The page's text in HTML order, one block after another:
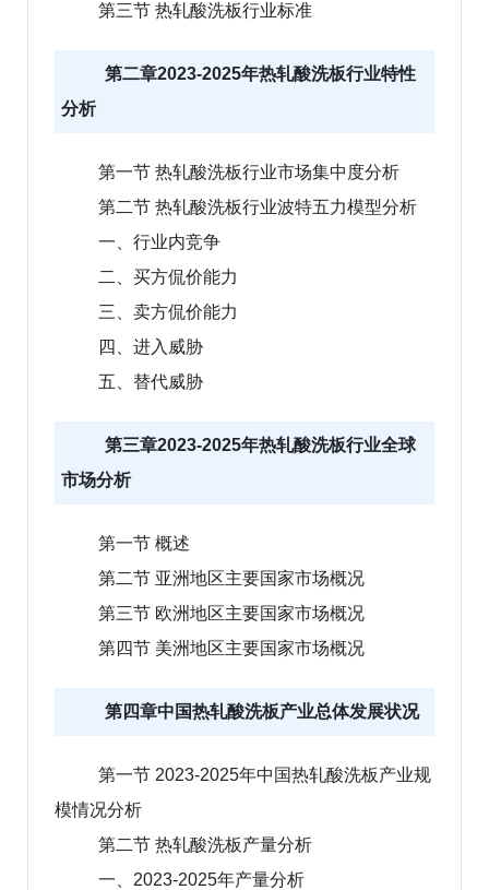
第三节 热轧酸洗板行业标准
第二章2023-2025年热轧酸洗板行业特性
分析
第一节 热轧酸洗板行业市场集中度分析
第二节 热轧酸洗板行业波特五力模型分析
一、行业内竞争
二、买方侃价能力
三、卖方侃价能力
四、进入威胁
五、替代威胁
第三章2023-2025年热轧酸洗板行业全球
市场分析
第一节 概述
第二节 亚洲地区主要国家市场概况
第三节 欧洲地区主要国家市场概况
第四节 美洲地区主要国家市场概况
第四章中国热轧酸洗板产业总体发展状况
第一节 2023-2025年中国热轧酸洗板产业规
模情况分析
第二节 热轧酸洗板产量分析
一、2023-2025年产量分析